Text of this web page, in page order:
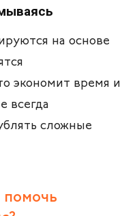
на основе
экономит время и
всегда
сложные
помочь